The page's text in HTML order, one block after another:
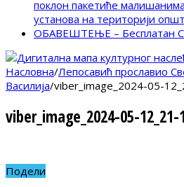
поклон пакетиће
установа на територији
ОБАВЕШТЕЊЕ – Бесплатан
Насловна/Лепосавић прославио
Василија/viber_image_2024-05-
viber_image_2024-05-
Подели